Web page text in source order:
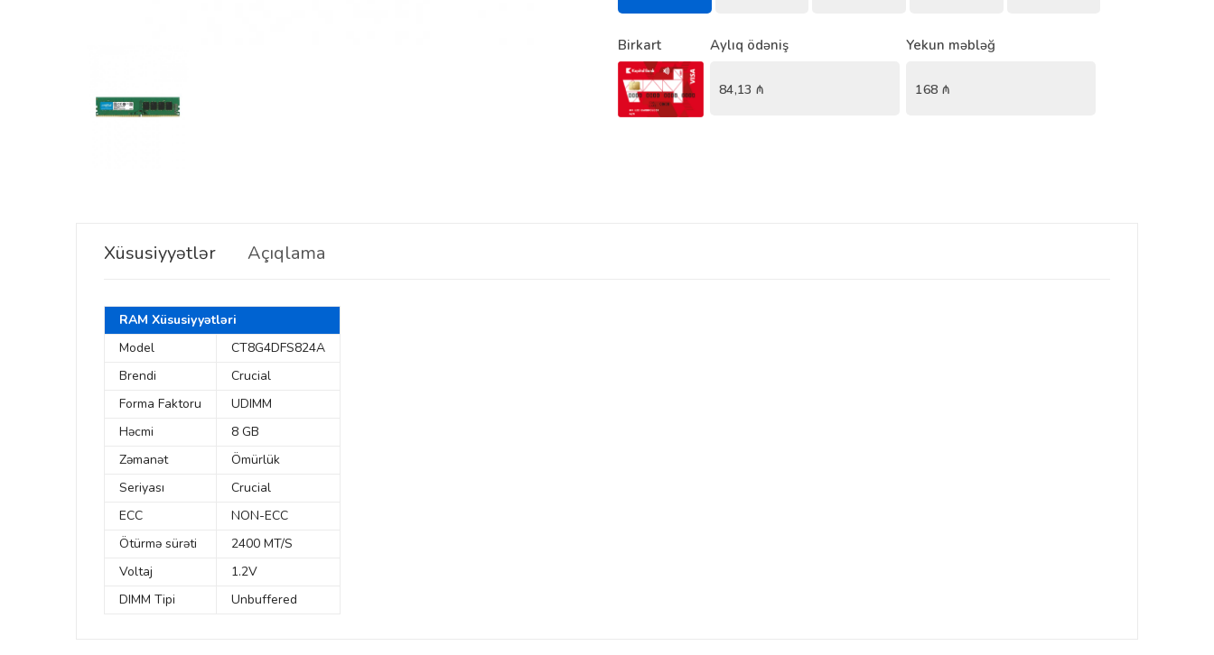
Birkart Aylıq ödəniş
84,13 ₼
Yekun məbləğ
168 ₼
Xüsusiyyətlər Açıqlama
RAM Xüsusiyyətləri
Model
CT8G4DFS824A
Brendi
Crucial
Forma Faktoru
UDIMM
Həcmi
8 GB
Zəmanət
Ömürlük
Seriyası
Crucial
ECC
NON-ECC
Ötürmə sürəti
2400 MT/S
Voltaj
1.2V
DIMM Tipi
Unbuffered